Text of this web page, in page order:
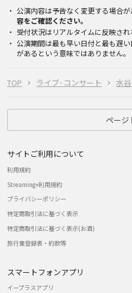
TOP ライブ･コンサート 水
公演内容は予告なく変更する場合
容をご確認ください。
受付状況はリアルタイムに反映され
公演期間は最も早い日付と最も遅
があるという意味ではありません。
ページ
サイトご利用について
利用規約
Streaming+利用規約
プライバシーポリシー
特定商取引法に基づく表示
特定商取引法に基づく表示(お酒)
旅行業登録表・約款等
スマートフォンアプリ
イープラスアプリ